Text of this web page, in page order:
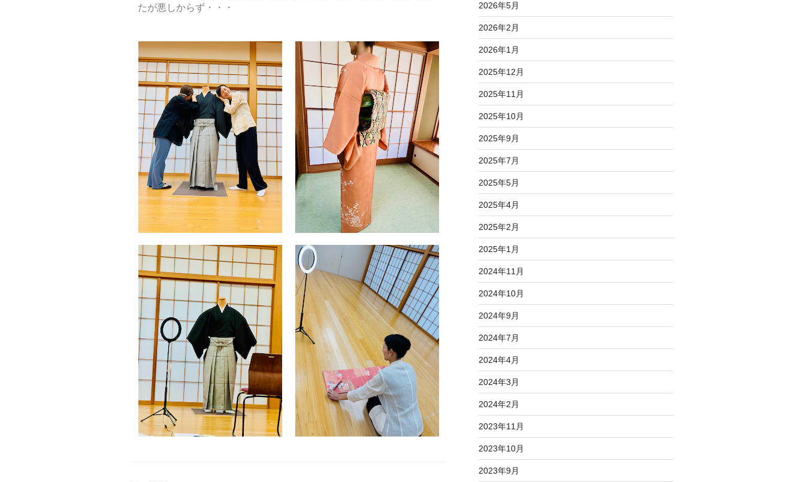
たが悪しからず・・・
2026年5月
2026年2月
2026年1月
2025年12月
2025年11月
2025年10月
2025年9月
2025年7月
2025年5月
2025年4月
2025年2月
2025年1月
2024年11月
2024年10月
2024年9月
2024年7月
2024年4月
2024年3月
2024年2月
2023年11月
2023年10月
2023年9月